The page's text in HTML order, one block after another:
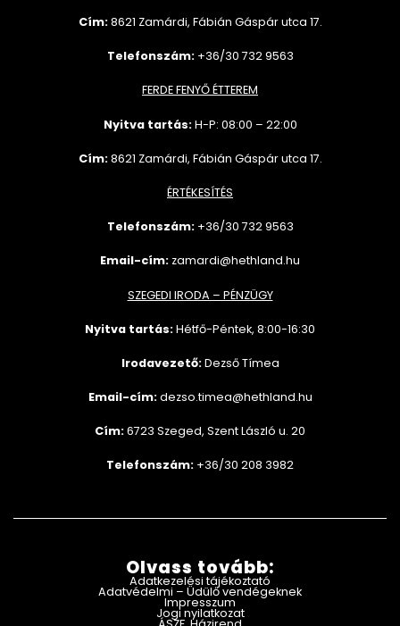
Cím:8621 Zamárdi, Fábián Gáspár utca 17.
Telefonszám: +36/30 732 9563
FERDE FENYŐ ÉTTEREM
Nyitva tartás:H-P: 08:00 – 22:00
Cím:8621 Zamárdi, Fábián Gáspár utca 17.
ÉRTÉKESÍTÉS
Telefonszám: +36/30 7329563
Email-cím: zamardi@hethland.hu
SZEGEDI IRODA – PÉNZÜGY
Nyitva tartás:Hétfő-Péntek, 8:00-16:30
Irodavezető:Dezső Tímea
Email-cím: dezso.timea@hethland.hu
Cím:6723 Szeged, Szent László u. 20
Telefonszám: +36/30 208 3982
Olvass tovább:
Adatkezelési tájékoztató
Adatvédelmi – Üdülő vendégeknek
Impresszum
Jogi nyilatkozat